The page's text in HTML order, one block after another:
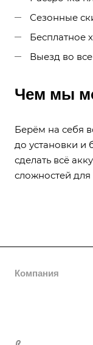
Сезонные
Бесплатное
Выезд во
Чем мы
Берём на себя
до установки и
сделать всё
сложностей для
Компания
Изготовление